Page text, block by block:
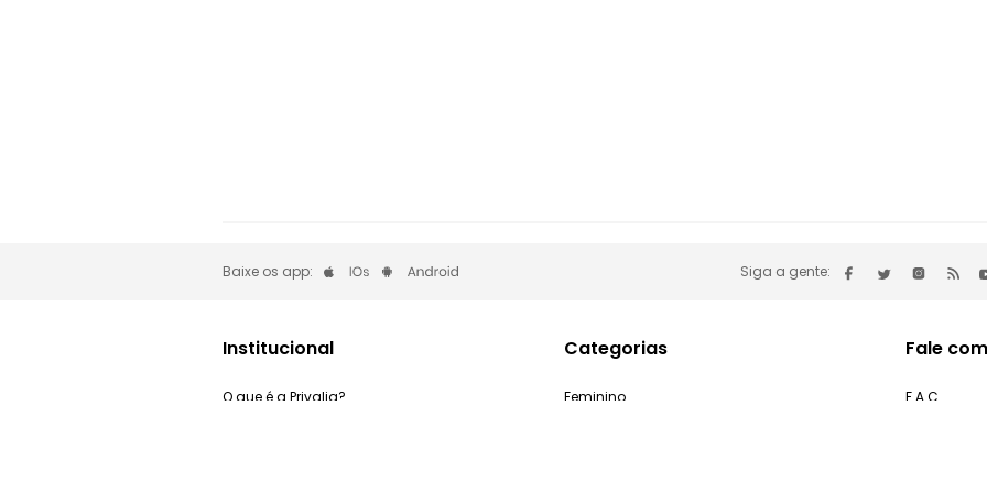
Baixe os app: Siga a gente:
Institucional
O que é a Privalia?
Categorias
Feminino
Fale
F.A.C